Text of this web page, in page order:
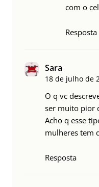
com o
Resposta
Sara
18 de julho de
O q vc
ser muito pior
Acho q esse
mulheres tem
Resposta